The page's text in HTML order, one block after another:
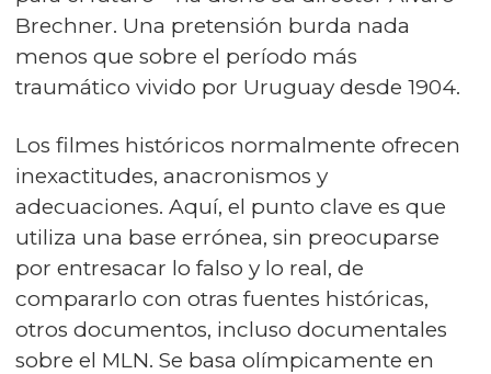
Brechner. Una pretensión burda nada
menos que sobre el período más
traumático vivido por Uruguay desde 1904.
Los filmes históricos normalmente ofrecen
inexactitudes, anacronismos y
adecuaciones. Aquí, el punto clave es que
utiliza una base errónea, sin preocuparse
por entresacar lo falso y lo real, de
compararlo con otras fuentes históricas,
otros documentos, incluso documentales
sobre el MLN. Se basa olímpicamente en